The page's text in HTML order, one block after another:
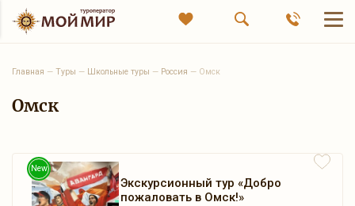
Главная — Туры — Школьные туры — Россия — Омск
Омск
New
Экскурсионный тур «Добро
пожаловать в Омск!»